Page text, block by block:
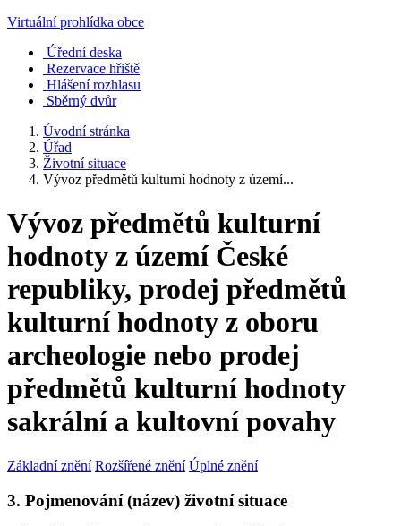
Virtuální prohlídka obce
Úřední deska
Rezervace hřiště
Hlášení rozhlasu
Sběrný dvůr
Úvodní stránka
Úřad
Životní situace
Vývoz předmětů kulturní hodnoty z území...
Vývoz předmětů kulturní
hodnoty z území České
republiky, prodej předmětů
kulturní hodnoty z oboru
archeologie nebo prodej
předmětů kulturní hodnoty
sakrální a kultovní povahy
Základní znění Rozšířené znění Úplné znění
3. Pojmenování (název) životní situace